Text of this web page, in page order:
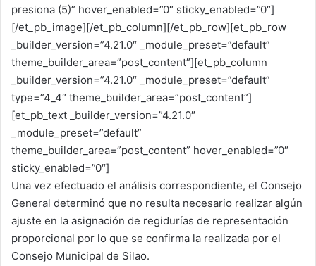
presiona (5)” hover_enabled=”0″ sticky_enabled=”0″]
[/et_pb_image][/et_pb_column][/et_pb_row][et_pb_row
_builder_version=”4.21.0″ _module_preset=”default”
theme_builder_area=”post_content”][et_pb_column
_builder_version=”4.21.0″ _module_preset=”default”
type=”4_4″ theme_builder_area=”post_content”]
[et_pb_text _builder_version=”4.21.0″
_module_preset=”default”
theme_builder_area=”post_content” hover_enabled=”0″
sticky_enabled=”0″]
Una vez efectuado el análisis correspondiente, el Consejo
General determinó que no resulta necesario realizar algún
ajuste en la asignación de regidurías de representación
proporcional por lo que se confirma la realizada por el
Consejo Municipal de Silao.